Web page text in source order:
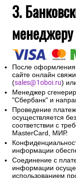
3.
менеджеру
После оформления
сайте онлайн
(sales@1oboi.ru)
Менеджер
"Сбербанк" и
Проведение
осуществляется
соответствии с
MasterCard, МИР.
информации
Соединение с
информации
использованием